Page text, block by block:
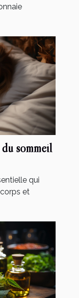
sommeil
qui
et